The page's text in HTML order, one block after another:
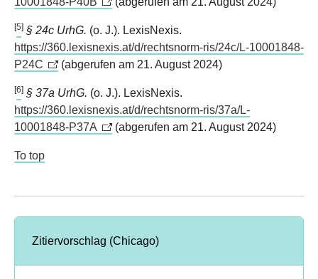
[5] § 24c UrhG. (o. J.). LexisNexis.
https://360.lexisnexis.at/d/rechtsnorm-ris/24c/L-10001848-
P24C
(abgerufen am 21. August 2024)
[6] § 37a UrhG. (o. J.). LexisNexis.
https://360.lexisnexis.at/d/rechtsnorm-ris/37a/L-
10001848-P37A
(abgerufen am 21. August 2024)
To top
Zitiervorschlag (Chicago)